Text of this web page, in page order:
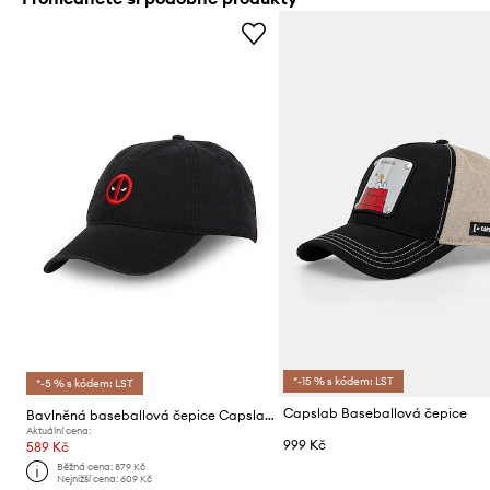
*-5 % s kódem: LST
Bavlněná baseballová čepice Capslab x Marvel
Aktuální cena:
589 Kč
Běžná cena:879 Kč
Nejnižší cena:609 Kč
*-15 % s kódem: LST
Capslab Baseballová čepice
999 Kč